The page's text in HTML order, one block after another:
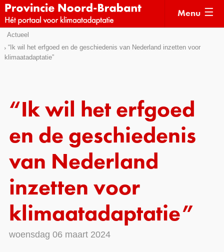
Sla
links
over
het
menu
naar
pagina
inhoud
Menu
Actueel
“Ik wil het erfgoed en de geschiedenis van Nederland inzetten voor
klimaatadaptatie”
“Ik wil het erfgoed
en de geschiedenis
van Nederland
inzetten voor
klimaatadaptatie”
woensdag 06 maart 2024
Kennisdossiers
Hulpmiddelen
Voorbeelden
Subsidies
Monitoring